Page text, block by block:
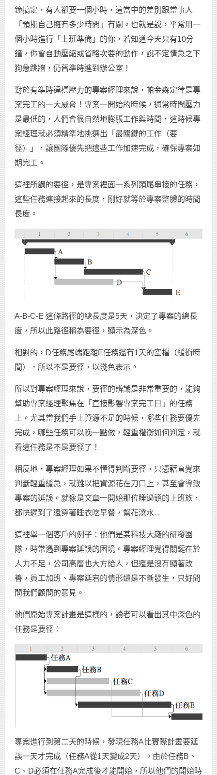
鐘搞定，有人卻要一個小時，這當中的差別跟當事人
「預期自己擁有多少時間」有關。也就是說，平常用一
個小時進行「上班準備」的你，若知道今天只有10分
鐘，你會自動壓縮或省略次要的動作，說不定情急之下
狗急跳牆，仍舊準時進到辦公室！
對於有準時達標壓力的專案經理來說，帕金森定律是專
案完工的一大威脅！專案一開始的時候，通常時間壓力
是最低的，人們會很自然地膨脹工作與時間，這時候專
案經理就必須精準地挑選出「最關鍵的工作（要
徑）」，讓團隊優先把這些工作加速完成，確保專案如
期完工。
這裡所謂的要徑，是專案裡面一系列頭尾串接的任務，
這些任務連接起來的長度，剛好就等於專案整體的時間
長度。
A-B-C-E 這條路徑的總長度是5天，決定了專案的總長
度，所以此路徑稱為要徑，顯示為深色。
相對的，D任務尾端距離E任務還有1天的空檔（緩衝時
間），所以不是要徑，以淺色表示。
所以對專案經理來說，要徑的辨識是非常重要的，能夠
幫助專案經理聚焦在「直接影響專案完工日」的任務
上。尤其當我們手上資源不足的時候，哪些任務要優先
完成，哪些任務可以晚一點做，輕重權衡如何判定，就
看這任務是不是要徑了！
相反地，專案經理如果不懂得判斷要徑，只憑藉直覺來
判斷輕重緩急，就難以把資源花在刀口上，甚至會導致
專案的延誤。就像是文章一開始那位睡過頭的上班族，
都快遲到了還穿著睡衣吃早餐，幫花澆水...
這裡舉一個客戶的例子：他們是某科技大廠的研發團
隊，時常遇到專案延誤的困境。專案經理覺得關鍵在於
人力不足，公司高層也大方給人，但還是沒有顯著改
善，員工加班、專案延宕的情形還是不斷發生，只好問
問我們顧問的意見。
他們原始專案計畫是這樣的，讀者可以看出其中深色的
任務是要徑：
專案進行到第二天的時候，發現任務A比實際計畫要延
誤一天才完成（任務A從1天變成2天）。由於任務B、
C、D必須在任務A完成後才能開始，所以他們的開始時